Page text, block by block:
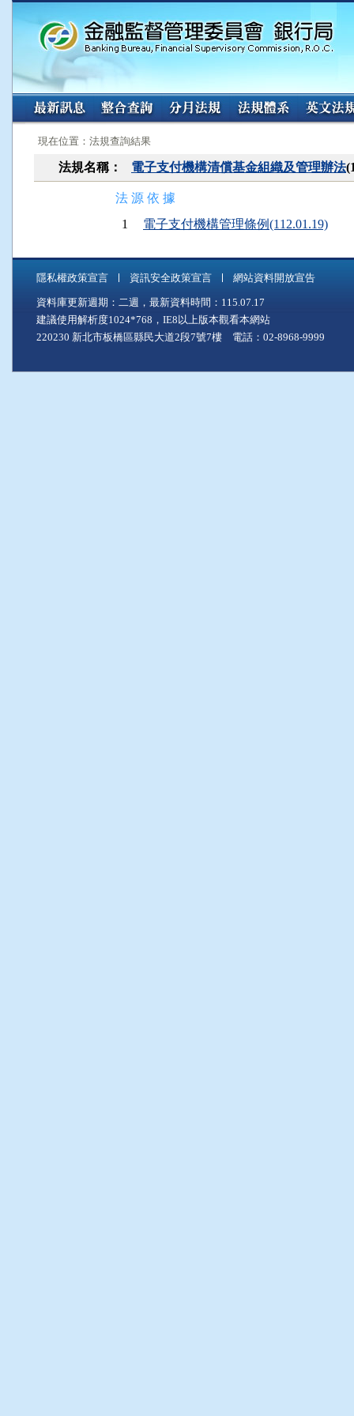
:::
現在位置：法規查詢結果
法規名稱： 電子支付機構清償基金組織及管理辦法
法 源 依 據
1
電子支付機構管理條例(112.01.19)
隱私權政策宣言 資訊安全政策宣言 網站資料開放宣告
資料庫更新週期：二週，最新資料時間：115.07.17
建議使用解析度1024*768，IE8以上版本觀看本網站
220230 新北市板橋區縣民大道2段7號7樓 電話：02-8968-9999